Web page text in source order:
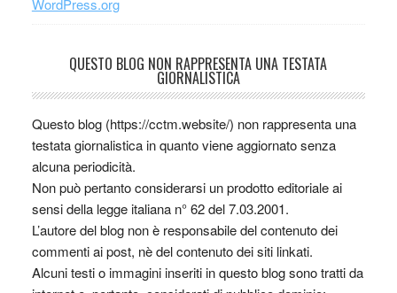
QUESTO BLOG NON RAPPRESENTA UNA TESTATA
GIORNALISTICA
Questo blog (https://cctm.website/) non rappresenta una
testata giornalistica in quanto viene aggiornato senza
alcuna periodicità.
Non può pertanto considerarsi un prodotto editoriale ai
sensi della legge italiana n° 62 del 7.03.2001.
L’autore del blog non è responsabile del contenuto dei
commenti ai post, nè del contenuto dei siti linkati.
Alcuni testi o immagini inseriti in questo blog sono tratti da